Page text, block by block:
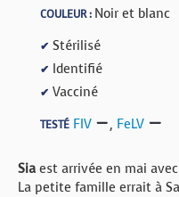
COULEUR : Noir et blanc
✔ Stérilisé
✔ Identifié
✔ Vacciné
TESTÉ FIV , FeLV
Sia est arrivée en mai
La petite famille errait à